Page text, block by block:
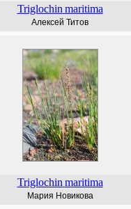
Triglochin maritima
Алексей Титов
Triglochin maritima
Мария Новикова